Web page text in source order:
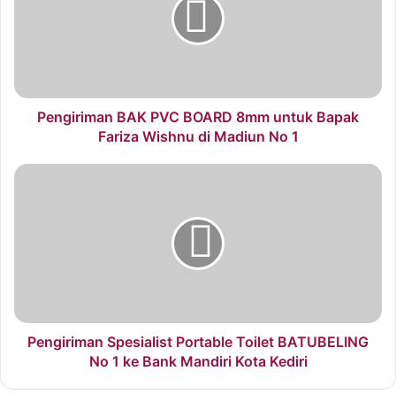
Pengiriman BAK PVC BOARD 8mm untuk Bapak
Fariza Wishnu di Madiun No 1
Pengiriman Spesialist Portable Toilet BATUBELING
No 1 ke Bank Mandiri Kota Kediri